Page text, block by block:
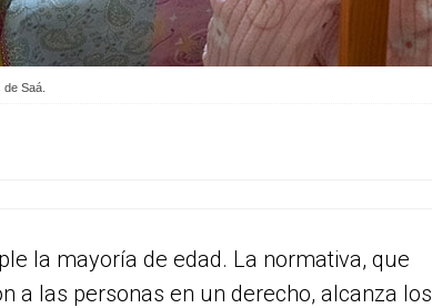
Saá.
la mayoría de edad. La normativa, que
a las personas en un derecho, alcanza los